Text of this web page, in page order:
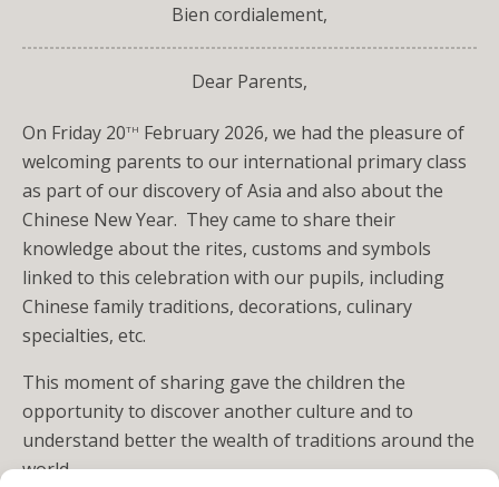
Bien cordialement,
Dear Parents,
On Friday 20th February 2026, we had the pleasure of
welcoming parents to our international primary class
as part of our discovery of Asia and also about the
Chinese New Year. They came to share their
knowledge about the rites, customs and symbols
linked to this celebration with our pupils, including
Chinese family traditions, decorations, culinary
specialties, etc.
This moment of sharing gave the children the
opportunity to discover another culture and to
understand better the wealth of traditions around the
world.